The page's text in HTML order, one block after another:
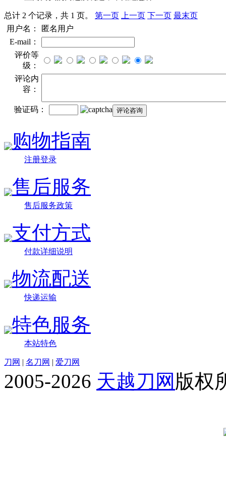
总计 2 个记录，共 1 页。 第一页 上一页 下一页 最末页
用户名：
匿名用户
E-mail：
评价等
级：
评论内
容：
验证码：
购物指南
注册登录
售后服务
售后服务政策
支付方式
付款详细说明
物流配送
快递运输
特色服务
本站特色
刀网 | 名刀网 | 爱刀网
2005-2026 天越刀网 版权